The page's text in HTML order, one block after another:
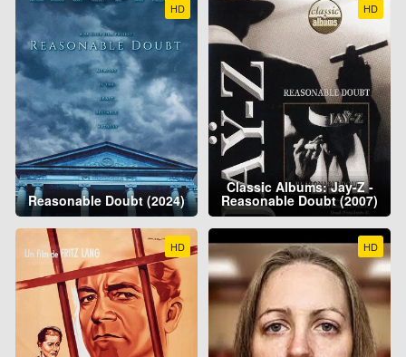
HD
Reasonable Doubt (2024)
HD
Classic Albums: Jay-Z -
Reasonable Doubt (2007)
HD HD